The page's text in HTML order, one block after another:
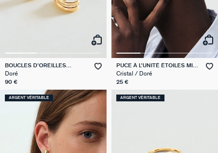
BOUCLES D'OREILLES
PENDANTES TRIJONC
Doré
90 €
PUCE À L'UNITÉ ÉTOILES MIX
& MATCH
Cristal / Doré
25 €
ARGENT VÉRITABLE ARGENT VÉRITABLE